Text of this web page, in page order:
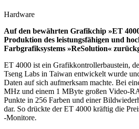
Hardware
Auf den bewährten Grafikchip »ET
Produktion des leistungsfähigen und
Farbgrafiksystems »ReSolution«
ET 4000 ist ein Grafikkontrollerbaustein,
Tseng Labs in Taiwan entwickelt wurde
Daten auf sich aufmerksam machte. Bei
MHz und einem 1 MByte großen Video-
Punkte in 256 Farben und einer
dar. So drückte der ET 4000 kräftig die
-Monitore.